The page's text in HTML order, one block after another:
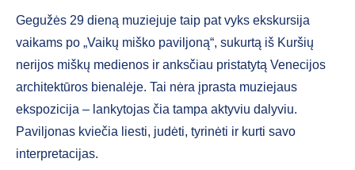
Gegužės 29 dieną muziejuje taip pat vyks ekskursija
vaikams po „Vaikų miško paviljoną“, sukurtą iš Kuršių
nerijos miškų medienos ir anksčiau pristatytą Venecijos
architektūros bienalėje. Tai nėra įprasta muziejaus
ekspozicija – lankytojas čia tampa aktyviu dalyviu.
Paviljonas kviečia liesti, judėti, tyrinėti ir kurti savo
interpretacijas.